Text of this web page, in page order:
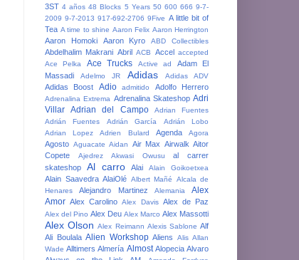
3ST 4 años 48 Blocks 5 Years 50 600 666 9-7-
2009 9-7-2013 917-692-2706 9Five A little bit of
Tea A time to shine Aaron Felix Aaron Herrington
Aaron Homoki Aaron Kyro ABD Collectibles
Abdelhalim Makrani Abril ACB Accel accepted
Ace Pelka
Ace Trucks Active ad
Adam El
Massadi
Adelmo JR Adidas Adidas ADV
Adidas Boost Adio admitido Adolfo Herrero
Adrenalina Extrema Adrenalina Skateshop Adri
Villar Adrian del Campo
Adrian Fuentes
Adrián Fuentes
Adrián García
Adrián Lobo
Adrian Lopez
Adrien Bulard Agenda Agora
Agosto Aguacate Aidan Air Max Airwalk Aitor
Copete
Ajedrez Akwasi Owusu
al carrer
skateshop
Al carro Alai Alain Goikoetxea
Alain Saavedra AlaiOlé Albert Mañé
Alcala de
Henares
Alejandro Martinez Alemania
Alex
Amor Alex Carolino Alex Davis Alex de Paz
Alex del Pino Alex Deu Alex Marco Alex Massotti
Alex Olson Alex Reimann Alexis Sablone Alf
Ali Boulala Alien Workshop Aliens Alis Allan
Wade Alltimers Almería Almost Alopecia Alvaro